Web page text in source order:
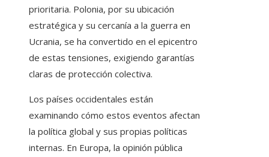
prioritaria. Polonia, por su ubicación
estratégica y su cercanía a la guerra en
Ucrania, se ha convertido en el epicentro
de estas tensiones, exigiendo garantías
claras de protección colectiva.
Los países occidentales están
examinando cómo estos eventos afectan
la política global y sus propias políticas
internas. En Europa, la opinión pública